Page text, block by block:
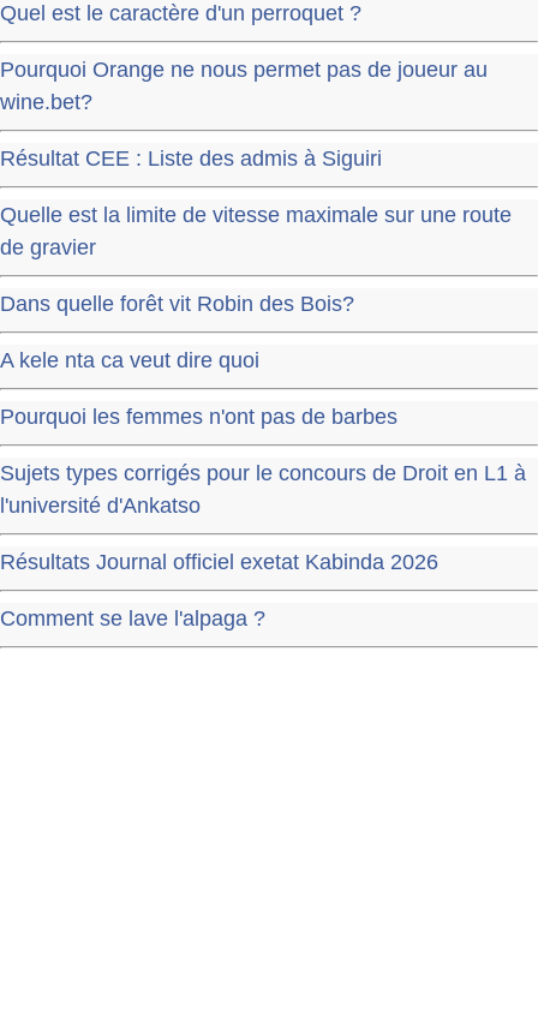
Quel est le caractère d'un perroquet ?
Pourquoi Orange ne nous permet pas de joueur au
wine.bet?
Résultat CEE : Liste des admis à Siguiri
Quelle est la limite de vitesse maximale sur une route
de gravier
Dans quelle forêt vit Robin des Bois?
A kele nta ca veut dire quoi
Pourquoi les femmes n'ont pas de barbes
Sujets types corrigés pour le concours de Droit en L1 à
l'université d'Ankatso
Résultats Journal officiel exetat Kabinda 2026
Comment se lave l'alpaga ?